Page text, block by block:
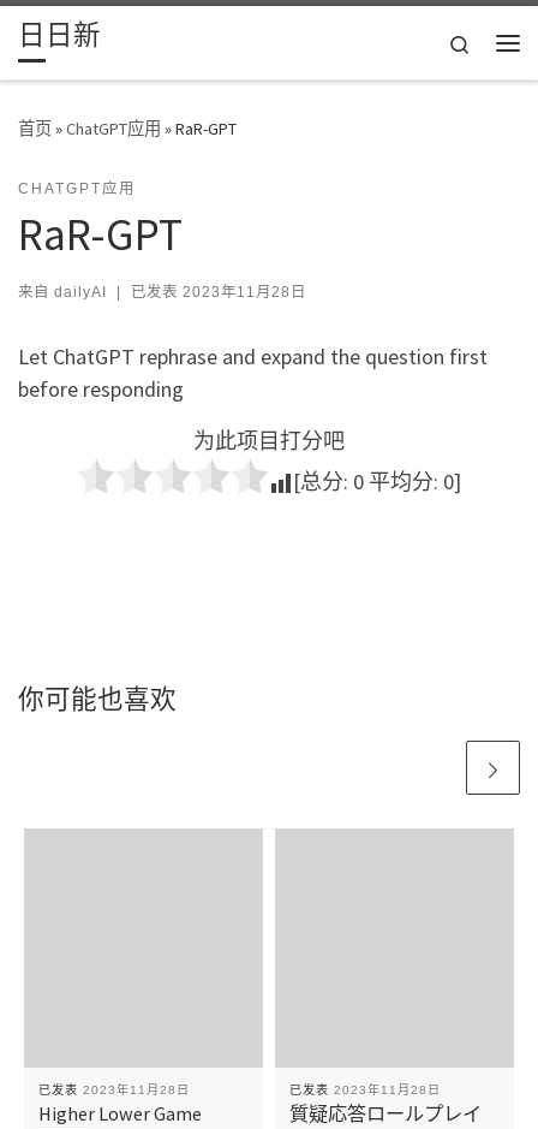
Skip to content
日日新
Search
首页»ChatGPT应用 »RaR-GPT
CHATGPT应用
RaR-GPT
来自 dailyAI | 已发表 2023年11月28日
Let ChatGPT rephrase and expand the question first
before responding
为此项目打分吧
[总分: 0 平均分: 0]
你可能也喜欢
已发表 2023年11月28日
Higher Lower Game
已发表 2023年11月28日
質疑応答ロールプレイ